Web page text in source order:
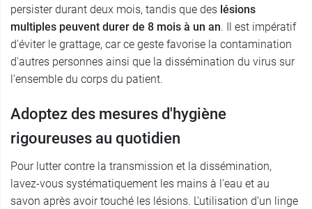
persister durant deux mois, tandis que des lésions
multiples peuvent durer de 8 mois à un an. Il est impératif
d'éviter le grattage, car ce geste favorise la contamination
d'autres personnes ainsi que la dissémination du virus sur
l'ensemble du corps du patient.
Adoptez des mesures d'hygiène
rigoureuses au quotidien
Pour lutter contre la transmission et la dissémination,
lavez-vous systématiquement les mains à l'eau et au
savon après avoir touché les lésions. L'utilisation d'un linge